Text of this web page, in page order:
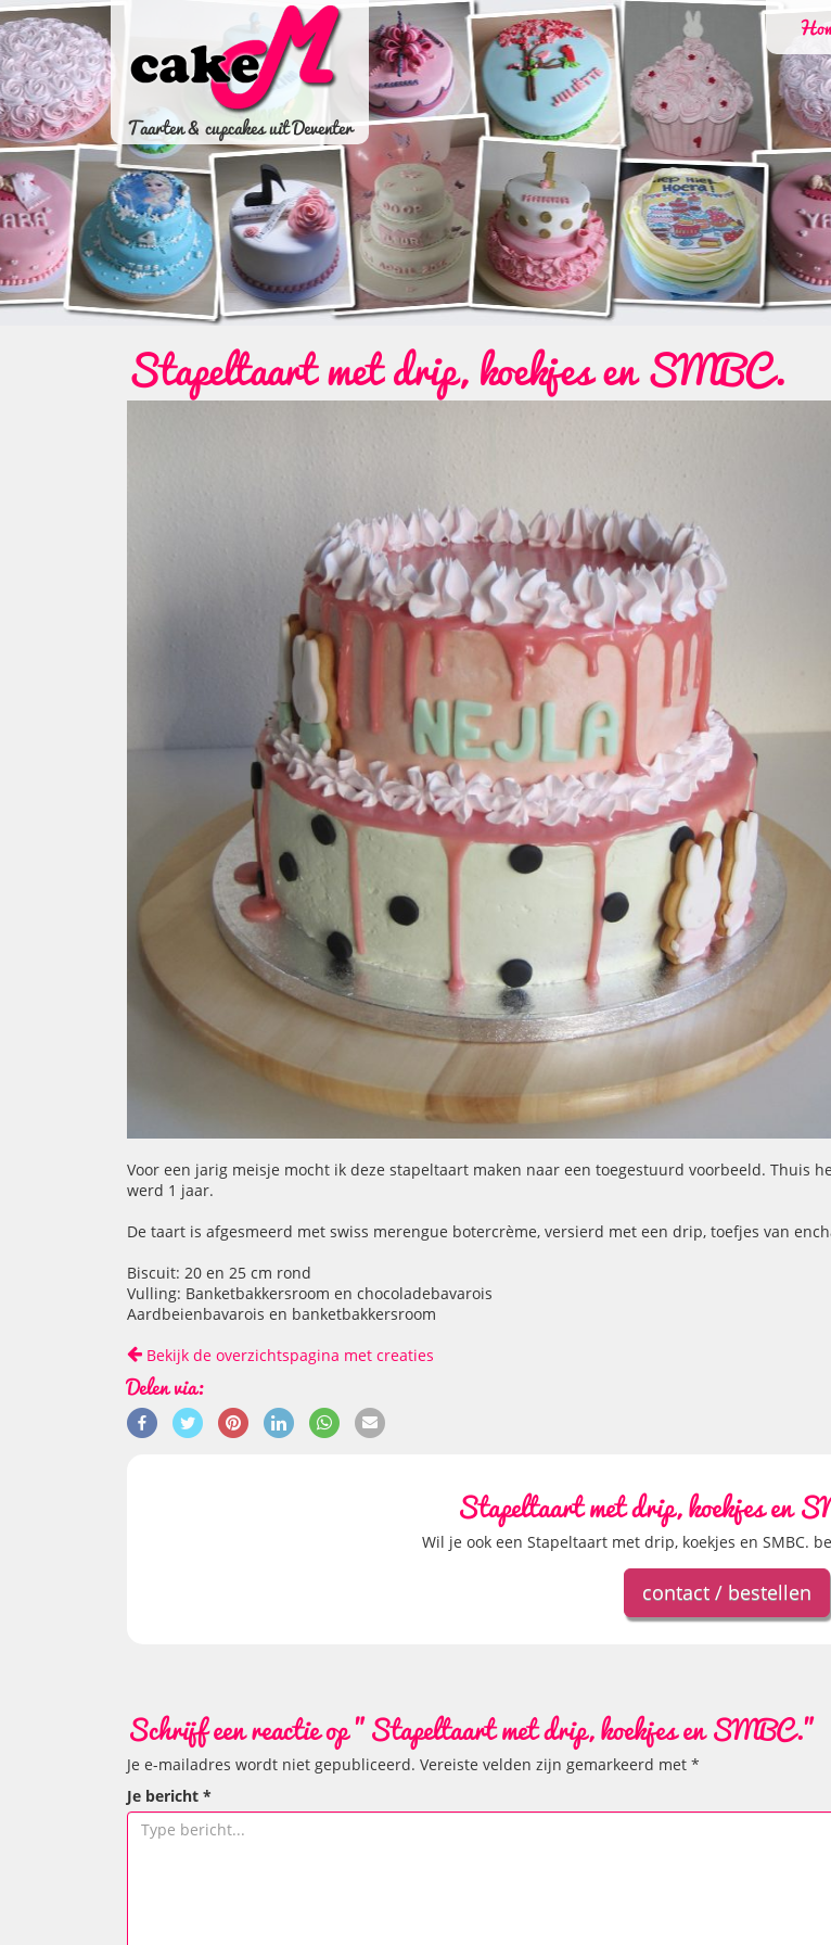
Taarten & cupcakes uit Deventer
Stapeltaart met drip, koekjes en SMBC.
Voor een jarig meisje mocht ik deze stapeltaart maken naar een toegestuurd voorbeeld. Thuis
werd 1 jaar.
De taart is afgesmeerd met swiss merengue botercrème, versierd met een drip, toefjes van
Biscuit: 20 en 25 cm rond
Vulling: Banketbakkersroom en chocoladebavarois
Aardbeienbavarois en banketbakkersroom
Bekijk de overzichtspagina met creaties
Delen via:
Stapeltaart met drip, koekjes en
Wil je ook een Stapeltaart met drip, koekjes en SMBC.
contact / bestellen
Schrijf een reactie op "Stapeltaart met drip, koekjes en SMBC."
Je e-mailadres wordt niet gepubliceerd. Vereiste velden zijn gemarkeerd met *
Je bericht *